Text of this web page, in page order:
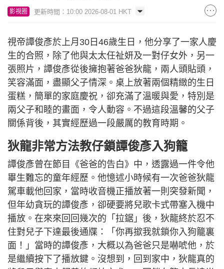
影視圈 更新時間：10:00 2026-08-01 HKT
視帝譚俊彥於上月30日46歲生日，他分享了一家人慶
生的合照，除了他與太太任祉妍及一對仔女外，另一
張照片，譚俊彥從後擁抱著爸爸狄龍，兩人頭貼頭，
笑容滿面，盡顯父子情深。桌上放著兩個精緻的生日
蛋糕，簡單的家庭慶祝，卻充滿了溫暖與愛，特別是
兩父子和睦的畫面，令人動容。不過這段溫馨的父子
關係背後，其實經歷過一段嚴厲的教育時期。
狄龍非常方法教仔鎖譚俊彥入狗籠
譚俊彥曾在節目《爸爸的告白》中，透露過一件令他
畢生難忘的童年經歷。他憶述小時候有一次爸爸狄龍
駕車載他回家，當時收音機正播放著一則突發新聞，
但年幼貪玩的譚俊彥，卻硬要將兒歌卡式帶塞入機中
播放。在來來回回幾次的「拉鋸」後，狄龍終於忍不
住對兒子下達最後通牒：「你再撳我就鎖你入狗籠裏
面！」當時的譚俊彥，大概以為爸爸只是嚇唬他，於
是繼續按下了播放鍵。沒想到，回到家中，狄龍真的